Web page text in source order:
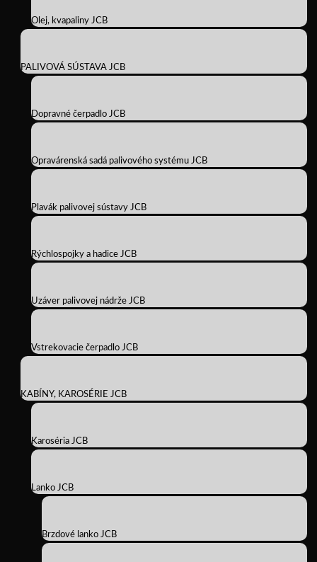
Olej, kvapaliny JCB
PALIVOVÁ SÚSTAVA JCB
Dopravné čerpadlo JCB
Opravárenská sadá palivového systému JCB
Plavák palivovej sústavy JCB
Rýchlospojky a hadice JCB
Uzáver palivovej nádrže JCB
Vstrekovacie čerpadlo JCB
KABÍNY, KAROSÉRIE JCB
Karoséria JCB
Lanko JCB
Brzdové lanko JCB